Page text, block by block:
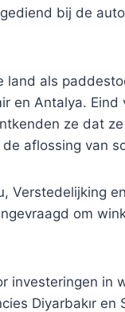
bij de
land als
en Antalya.
ze dat
aflossing van
Verstedelijking
om
investeringen in
Diyarbakır